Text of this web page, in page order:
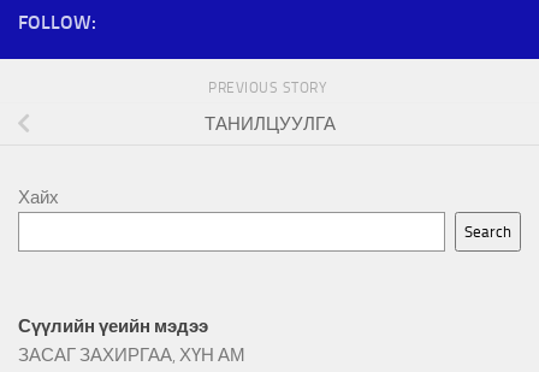
FOLLOW:
PREVIOUS STORY
ТАНИЛЦУУЛГА
Хайх
Search
Сүүлийн үеийн мэдээ
ЗАСАГ ЗАХИРГАА, ХҮН АМ